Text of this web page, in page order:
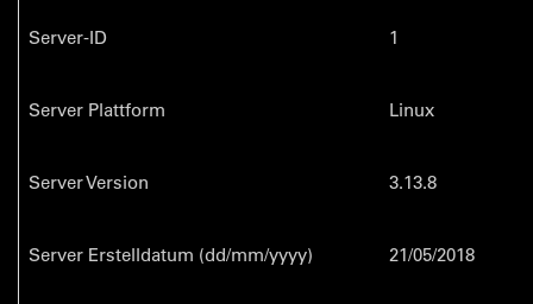
Server-ID 1
Server Plattform Linux
Server Version 3.13.8
Server Erstelldatum (dd/mm/yyyy) 21/05/2018